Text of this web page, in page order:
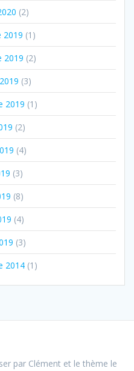
(2)
2019 (1)
2019 (2)
(3)
2019 (1)
(2)
(4)
(3)
(8)
(4)
(3)
2014(1)
par Clément et le thème le